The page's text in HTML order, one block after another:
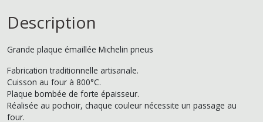
Description
Grande plaque émaillée Michelin pneus
Fabrication traditionnelle artisanale.
Cuisson au four à 800°C.
Plaque bombée de forte épaisseur.
Réalisée au pochoir, chaque couleur nécessite un passage au
four.